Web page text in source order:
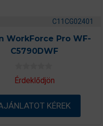
C11CG02401
WorkForce Pro WF-
C5790DWF
0
a
-
ő
Érdeklődjön
KÉREK